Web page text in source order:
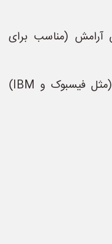
(مناسب برای
- در برندهای مالی و تکنولوژی (مثل فیسبوک و IBM)